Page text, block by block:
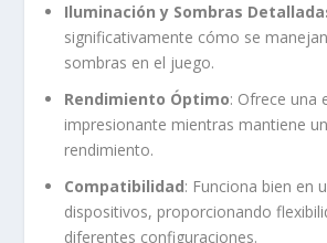
Iluminación y Sombras
significativamente cómo se
sombras en el juego.
Rendimiento Óptimo: Ofrece una
impresionante mientras mantiene
rendimiento.
Compatibilidad: Funciona bien en
dispositivos, proporcionando
diferentes configuraciones.